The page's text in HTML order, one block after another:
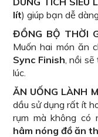
lít) giúp bạn dễ
ĐỒNG BỘ THỜI
Muốn hai món ăn
Sync Finish , nồi
lúc.
ĂN UỐNG LÀNH
dầu sử dụng rất ít
rụm mà không có
hâm nóng đồ ăn